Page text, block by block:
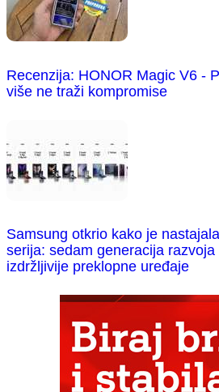
Recenzija: HONOR Magic V6 -
više ne traži kompromise
Samsung otkrio kako je
serija: sedam generacija
izdržljivije preklopne uređaje